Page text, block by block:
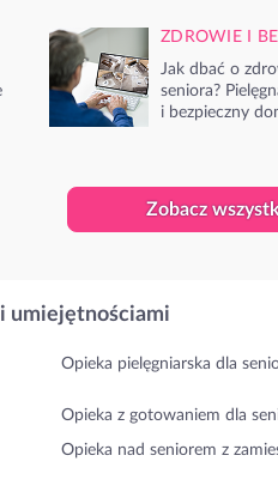
ZDROWIE I
Jak dbać o
seniora?
i bezpieczny
Zobacz
umiejętnościami
Opieka pielęgniarska dla
Opieka z gotowaniem dla
Opieka nad seniorem z